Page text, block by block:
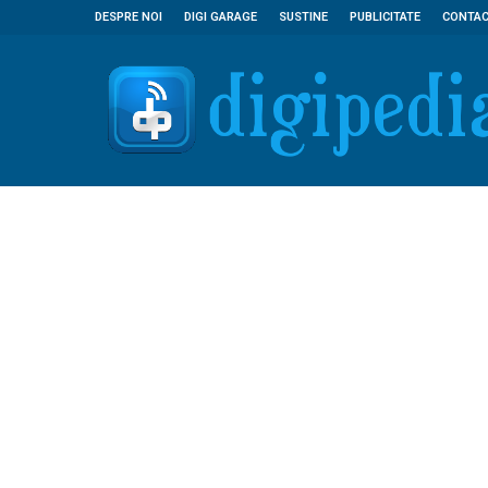
DESPRE NOI DIGI GARAGE SUSTINE PUBLICITATE